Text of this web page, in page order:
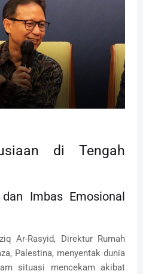
di Tengah
Imbas Emosional
Ar-Rasyid, Direktur Rumah
Palestina, menyentak dunia
situasi mencekam akibat